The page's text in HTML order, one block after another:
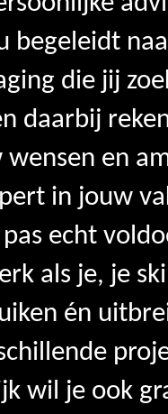
begeleidt
die jij
daarbij
wensen en
in jouw
echt
als je, je
én
wil je ook